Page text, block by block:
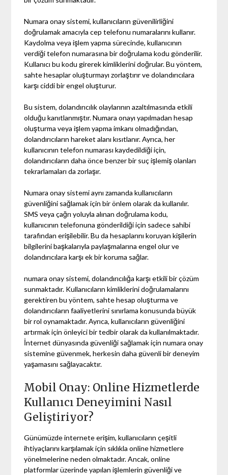
Numara onay sistemi, kullanıcıların güvenilirliğini
doğrulamak amacıyla cep telefonu numaralarını kullanır.
Kaydolma veya işlem yapma sürecinde, kullanıcının
verdiği telefon numarasına bir doğrulama kodu gönderilir.
Kullanıcı bu kodu girerek kimliklerini doğrular. Bu yöntem,
sahte hesaplar oluşturmayı zorlaştırır ve dolandırıcılara
karşı ciddi bir engel oluşturur.
Bu sistem, dolandırıcılık olaylarının azaltılmasında etkili
olduğu kanıtlanmıştır. Numara onayı yapılmadan hesap
oluşturma veya işlem yapma imkanı olmadığından,
dolandırıcıların hareket alanı kısıtlanır. Ayrıca, her
kullanıcının telefon numarası kaydedildiği için,
dolandırıcıların daha önce benzer bir suç işlemiş olanları
tekrarlamaları da zorlaşır.
Numara onay sistemi aynı zamanda kullanıcıların
güvenliğini sağlamak için bir önlem olarak da kullanılır.
SMS veya çağrı yoluyla alınan doğrulama kodu,
kullanıcının telefonuna gönderildiği için sadece sahibi
tarafından erişilebilir. Bu da hesaplarını koruyan kişilerin
bilgilerini başkalarıyla paylaşmalarına engel olur ve
dolandırıcılara karşı ek bir koruma sağlar.
numara onay sistemi, dolandırıcılığa karşı etkili bir çözüm
sunmaktadır. Kullanıcıların kimliklerini doğrulamalarını
gerektiren bu yöntem, sahte hesap oluşturma ve
dolandırıcıların faaliyetlerini sınırlama konusunda büyük
bir rol oynamaktadır. Ayrıca, kullanıcıların güvenliğini
artırmak için önleyici bir tedbir olarak da kullanılmaktadır.
İnternet dünyasında güvenliği sağlamak için numara onay
sistemine güvenmek, herkesin daha güvenli bir deneyim
yaşamasını sağlayacaktır.
Mobil Onay: Online Hizmetlerde
Kullanıcı Deneyimini Nasıl
Geliştiriyor?
Günümüzde internete erişim, kullanıcıların çeşitli
ihtiyaçlarını karşılamak için sıklıkla online hizmetlere
yönelmelerine neden olmaktadır. Ancak, online
platformlar üzerinde yapılan işlemlerin güvenliği ve